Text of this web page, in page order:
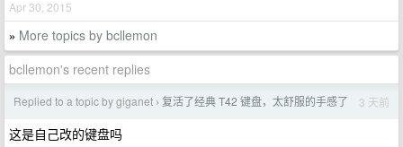
Apr 30, 2015
» More topics by bcllemon
bcllemon's recent replies
Replied to a topic by giganet › 复活了经典 T42 键盘，太舒服的手感了 3 天前
这是自己改的键盘吗